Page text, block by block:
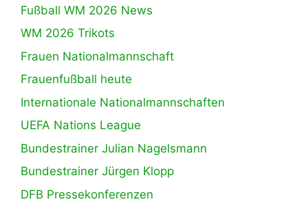
Fußball WM 2026 News
WM 2026 Trikots
Frauen Nationalmannschaft
Frauenfußball heute
Internationale Nationalmannschaften
UEFA Nations League
Bundestrainer Julian Nagelsmann
Bundestrainer Jürgen Klopp
DFB Pressekonferenzen